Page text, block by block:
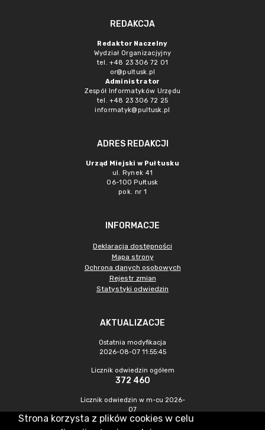
REDAKCJA
Redaktor Naczelny
Wydział Organizacjyjny
tel. +48 23 306 72 01
or@pultusk.pl
Administrator
Zespół Informatyków Urzędu
tel. +48 23 306 72 25
informatyk@pultusk.pl
ADRES REDAKCJI
Urząd Miejski w Pułtusku
ul. Rynek 41
06-100 Pułtusk
pok. nr 1
INFORMACJE
Deklaracja dostępności
Mapa strony
Ochrona danych osobowych
Rejestr zmian
Statystyki odwiedzin
AKTUALIZACJE
Ostatnia modyfikacja
2026-08-07 11:55:45
Licznik odwiedzin ogółem
372 460
Licznik odwiedzin w m-cu 2026-
07
1 164
Strona korzysta z plików cookies w celu